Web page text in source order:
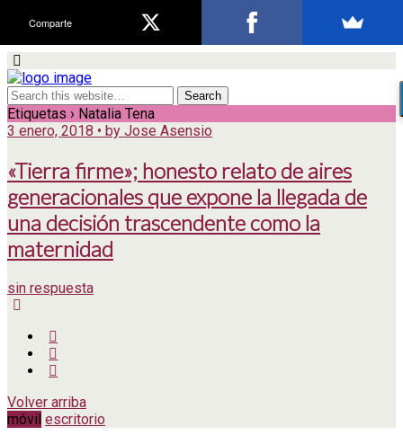
Etiquetas › Natalia Tena
3 enero, 2018 • by Jose Asensio
«Tierra firme»; honesto relato de aires
generacionales que expone la llegada de
una decisión trascendente como la
maternidad
sin respuesta
Volver arriba
móvil escritorio
Comparte